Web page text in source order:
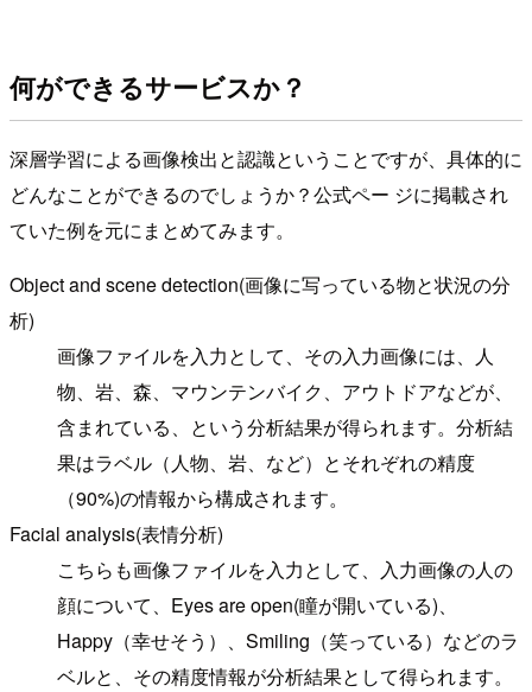
何ができるサービスか？
深層学習による画像検出と認識ということですが、具体的に
どんなことができるのでしょうか？公式ペー ジに掲載され
ていた例を元にまとめてみます。
Object and scene detection(画像に写っている物と状況の分
析)
画像ファイルを入力として、その入力画像には、人
物、岩、森、マウンテンバイク、アウトドアなどが、
含まれている、という分析結果が得られます。分析結
果はラベル（人物、岩、など）とそれぞれの精度
（90%)の情報から構成されます。
Facial analysis(表情分析)
こちらも画像ファイルを入力として、入力画像の人の
顔について、Eyes are open(瞳が開いている)、
Happy（幸せそう）、Smiling（笑っている）などのラ
ベルと、その精度情報が分析結果として得られます。